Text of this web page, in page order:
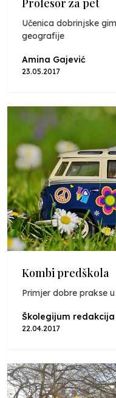
Učenica dobrinjske
geografije
Amina Gajević
23.05.2017
Kombi predškola
Primjer dobre prakse
Školegijum redakcija
22.04.2017